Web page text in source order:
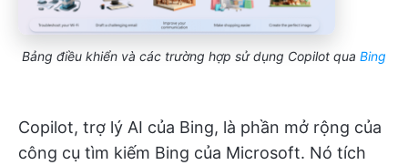
Bảng điều khiển và các trường hợp sử dụng Copilot qua Bing
Copilot, trợ lý AI của Bing, là phần mở rộng của
công cụ tìm kiếm Bing của Microsoft. Nó tích